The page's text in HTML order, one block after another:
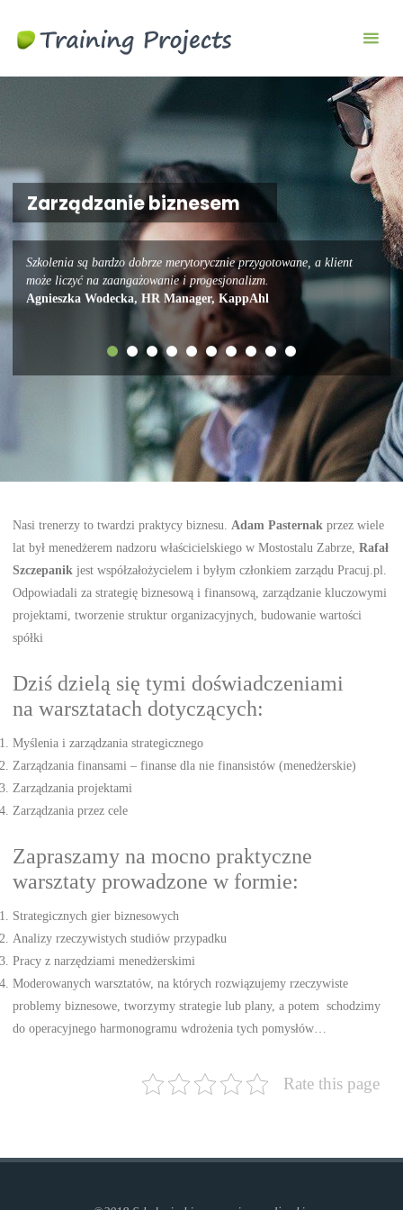
Zarządzanie biznesem
Szkolenia są bardzo dobrze merytorycznie przygotowane, a klient
może liczyć na zaangażowanie i progesjonalizm.
Agnieszka Wodecka, HR Manager, KappAhl
Nasi trenerzy to twardzi praktycy biznesu. Adam Pasternak przez wiele
lat był menedżerem nadzoru właścicielskiego w Mostostalu Zabrze,Rafał
Szczepanik jest współzałożycielem i byłym członkiem zarządu Pracuj.pl.
Odpowiadali za strategię biznesową i finansową, zarządzanie kluczowymi
projektami, tworzenie struktur organizacyjnych, budowanie wartości
spółki
Dziś dzielą się tymi doświadczeniami
na warsztatach dotyczących:
Myślenia i zarządzania strategicznego
Zarządzania finansami – finanse dla nie finansistów (menedżerskie)
Zarządzania projektami
Zarządzania przez cele
Zapraszamy na mocno praktyczne
warsztaty prowadzone w formie:
Strategicznych gier biznesowych
Analizy rzeczywistych studiów przypadku
Pracy z narzędziami menedżerskimi
Moderowanych warsztatów, na których rozwiązujemy rzeczywiste
problemy biznesowe, tworzymy strategie lub plany, a potem schodzimy
do operacyjnego harmonogramu wdrożenia tych pomysłów…
Rate this page